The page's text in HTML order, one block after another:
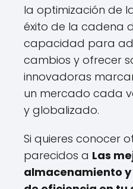
la optimización de
éxito de la cadena
capacidad para
cambios y ofrecer
innovadoras
un mercado cada
y globalizado.
Si quieres conocer
parecidos a Las
almacenamiento